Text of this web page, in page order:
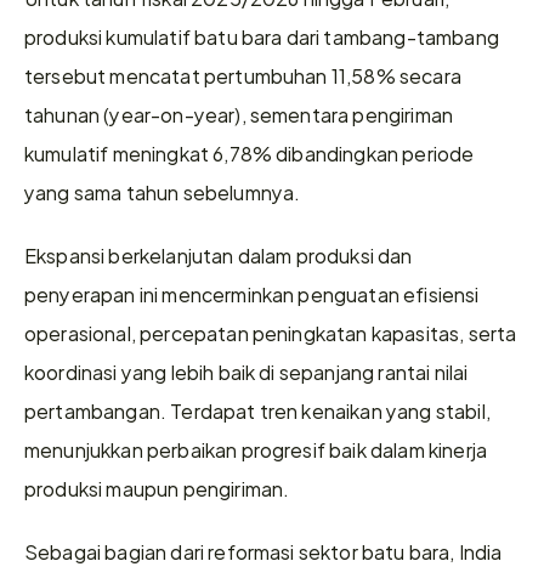
produksi kumulatif batu bara dari tambang-tambang
tersebut mencatat pertumbuhan 11,58% secara
tahunan (year-on-year), sementara pengiriman
kumulatif meningkat 6,78% dibandingkan periode
yang sama tahun sebelumnya.
Ekspansi berkelanjutan dalam produksi dan
penyerapan ini mencerminkan penguatan efisiensi
operasional, percepatan peningkatan kapasitas, serta
koordinasi yang lebih baik di sepanjang rantai nilai
pertambangan. Terdapat tren kenaikan yang stabil,
menunjukkan perbaikan progresif baik dalam kinerja
produksi maupun pengiriman.
Sebagai bagian dari reformasi sektor batu bara, India